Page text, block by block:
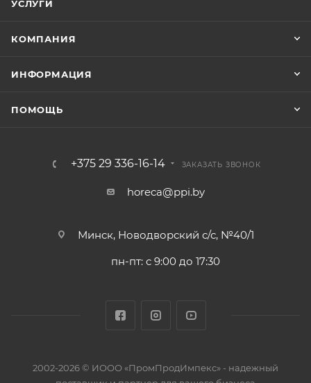
УСЛУГИ
КОМПАНИЯ
ИНФОРМАЦИЯ
ПОМОЩЬ
+375 29 336-16-14 ЗАКАЗАТЬ ЗВОНОК
horeca@ppi.by
Минск, Новодворский с/с, №40/1
пн-пт: с 9:00 до 17:30
2002-2026 © ИООО «ПромПродИмпекс» - надежный